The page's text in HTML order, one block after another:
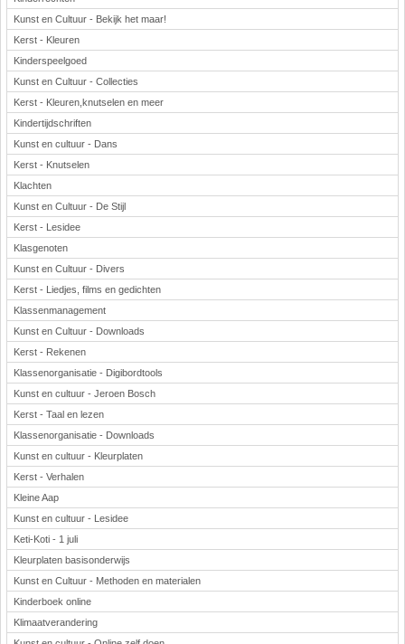
Kunst en Cultuur - Bekijk het maar!
Kerst - Kleuren
Kinderspeelgoed
Kunst en Cultuur - Collecties
Kerst - Kleuren,knutselen en meer
Kindertijdschriften
Kunst en cultuur - Dans
Kerst - Knutselen
Klachten
Kunst en Cultuur - De Stijl
Kerst - Lesidee
Klasgenoten
Kunst en Cultuur - Divers
Kerst - Liedjes, films en gedichten
Klassenmanagement
Kunst en Cultuur - Downloads
Kerst - Rekenen
Klassenorganisatie - Digibordtools
Kunst en cultuur - Jeroen Bosch
Kerst - Taal en lezen
Klassenorganisatie - Downloads
Kunst en cultuur - Kleurplaten
Kerst - Verhalen
Kleine Aap
Kunst en cultuur - Lesidee
Keti-Koti - 1 juli
Kleurplaten basisonderwijs
Kunst en Cultuur - Methoden en materialen
Kinderboek online
Klimaatverandering